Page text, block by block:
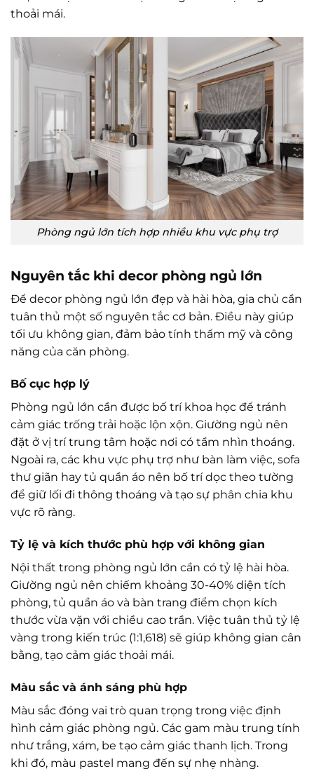
thoải mái.
Phòng ngủ lớn tích hợp nhiều khu vực phụ trợ
Nguyên tắc khi decor phòng ngủ lớn
Để decor phòng ngủ lớn đẹp và hài hòa, gia chủ cần
tuân thủ một số nguyên tắc cơ bản. Điều này giúp
tối ưu không gian, đảm bảo tính thẩm mỹ và công
năng của căn phòng.
Bố cục hợp lý
Phòng ngủ lớn cần được bố trí khoa học để tránh
cảm giác trống trải hoặc lộn xộn. Giường ngủ nên
đặt ở vị trí trung tâm hoặc nơi có tầm nhìn thoáng.
Ngoài ra, các khu vực phụ trợ như bàn làm việc, sofa
thư giãn hay tủ quần áo nên bố trí dọc theo tường
để giữ lối đi thông thoáng và tạo sự phân chia khu
vực rõ ràng.
Tỷ lệ và kích thước phù hợp với không gian
Nội thất trong phòng ngủ lớn cần có tỷ lệ hài hòa.
Giường ngủ nên chiếm khoảng 30-40% diện tích
phòng, tủ quần áo và bàn trang điểm chọn kích
thước vừa vặn với chiều cao trần. Việc tuân thủ tỷ lệ
vàng trong kiến trúc (1:1,618) sẽ giúp không gian cân
bằng, tạo cảm giác thoải mái.
Màu sắc và ánh sáng phù hợp
Màu sắc đóng vai trò quan trọng trong việc định
hình cảm giác phòng ngủ. Các gam màu trung tính
như trắng, xám, be tạo cảm giác thanh lịch. Trong
khi đó, màu pastel mang đến sự nhẹ nhàng.